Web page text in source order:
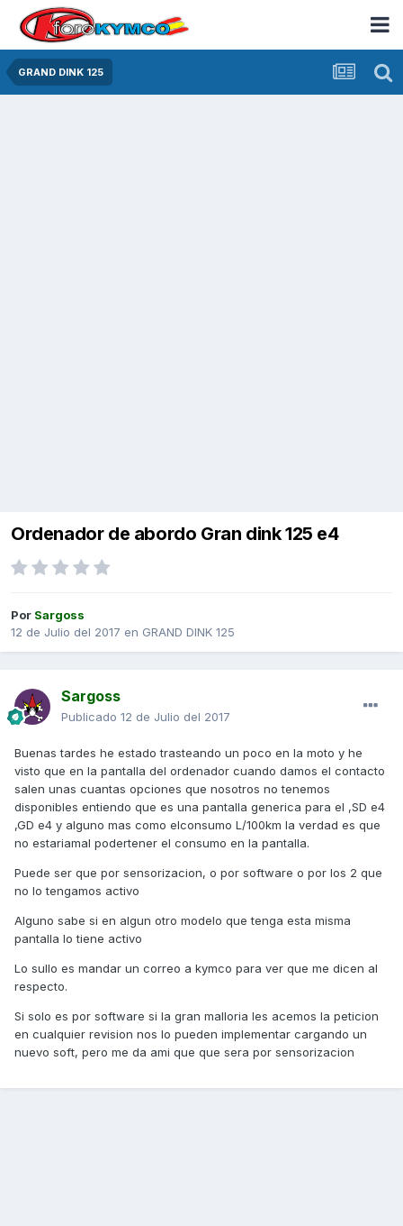
GRAND DINK 125
Ordenador de abordo Gran dink 125 e4
Por Sargoss
12 de Julio del 2017 en GRAND DINK 125
Sargoss
Publicado 12 de Julio del 2017
Buenas tardes he estado trasteando un poco en la moto y he
visto que en la pantalla del ordenador cuando damos el contacto
salen unas cuantas opciones que nosotros no tenemos
disponibles entiendo que es una pantalla generica para el ,SD e4
,GD e4 y alguno mas como elconsumo L/100km la verdad es que
no estariamal podertener el consumo en la pantalla.
Puede ser que por sensorizacion, o por software o por los 2 que
no lo tengamos activo
Alguno sabe si en algun otro modelo que tenga esta misma
pantalla lo tiene activo
Lo sullo es mandar un correo a kymco para ver que me dicen al
respecto.
Si solo es por software si la gran malloria les acemos la peticion
en cualquier revision nos lo pueden implementar cargando un
nuevo soft, pero me da ami que que sera por sensorizacion